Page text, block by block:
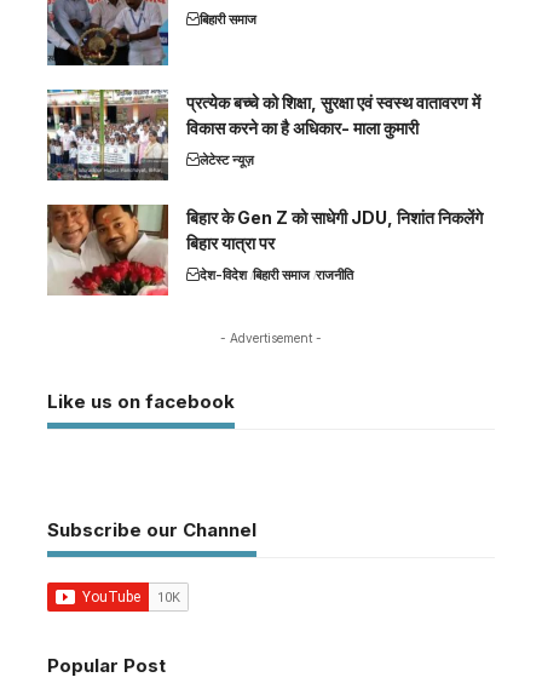
बिहारी समाज
प्रत्येक बच्चे को शिक्षा, सुरक्षा एवं स्वस्थ वातावरण में
विकास करने का है अधिकार- माला कुमारी
लेटेस्ट न्यूज़
बिहार के Gen Z को साधेगी JDU, निशांत निकलेंगे
बिहार यात्रा पर
देश-विदेश बिहारी समाज राजनीति
- Advertisement -
Like us on facebook
Subscribe our Channel
Popular Post